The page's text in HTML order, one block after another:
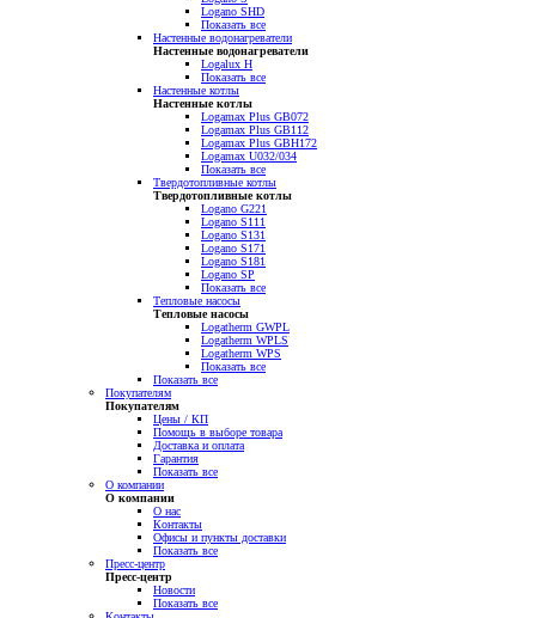
Logano SHD
Показать все
Настенные водонагреватели
Настенные водонагреватели
Logalux H
Показать все
Настенные котлы
Настенные котлы
Logamax Plus GB072
Logamax Plus GB112
Logamax Plus GBH172
Logamax U032/034
Показать все
Твердотопливные котлы
Твердотопливные котлы
Logano G221
Logano S111
Logano S131
Logano S171
Logano S181
Logano SP
Показать все
Тепловые насосы
Тепловые насосы
Logatherm GWPL
Logatherm WPLS
Logatherm WPS
Показать все
Показать все
Покупателям
Покупателям
Цены / КП
Помощь в выборе товара
Доставка и оплата
Гарантия
Показать все
О компании
О компании
О нас
Контакты
Офисы и пункты доставки
Показать все
Пресс-центр
Пресс-центр
Новости
Показать все